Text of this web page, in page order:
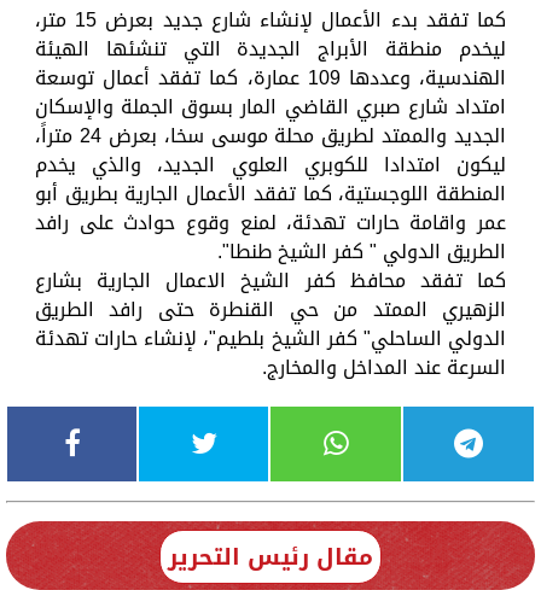
كما تفقد بدء الأعمال لإنشاء شارع جديد بعرض 15 متر،
ليخدم منطقة الأبراج الجديدة التي تنشئها الهيئة
الهندسية، وعددها 109 عمارة، كما تفقد أعمال توسعة
امتداد شارع صبري القاضي المار بسوق الجملة والإسكان
الجديد والممتد لطريق محلة موسى سخا، بعرض 24 متراً،
ليكون امتدادا للكوبري العلوي الجديد، والذي يخدم
المنطقة اللوجستية، كما تفقد الأعمال الجارية بطريق أبو
عمر واقامة حارات تهدئة، لمنع وقوع حوادث على رافد
الطريق الدولي " كفر الشيخ طنطا".
كما تفقد محافظ كفر الشيخ الاعمال الجارية بشارع
الزهيري الممتد من حي القنطرة حتى رافد الطريق
الدولي الساحلي" كفر الشيخ بلطيم"، لإنشاء حارات تهدئة
السرعة عند المداخل والمخارج.
مقال رئيس التحرير